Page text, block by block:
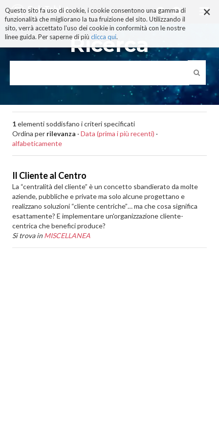
×
Questo sito fa uso di cookie, i cookie consentono una gamma di
funzionalità che migliorano la tua fruizione del sito. Utilizzando il
sito, verrà accettato l'uso dei cookie in conformità con le nostre
linee guida. Per saperne di più clicca qui.
ai
contenuti.
|
alla
navigazione
Ricerca
1elementi soddisfano i criteri specificati
Ordina per rilevanza · Data (prima i più recenti) ·
alfabeticamente
Il Cliente al Centro
La “centralità del cliente” è un concetto sbandierato da molte
aziende, pubbliche e private ma solo alcune progettano e
realizzano soluzioni “cliente centriche”… ma che cosa significa
esattamente? E implementare un'organizzazione cliente-
centrica che benefici produce?
Si trova in MISCELLANEA